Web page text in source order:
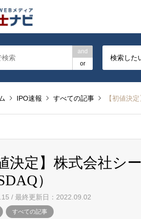
and
or
検索した
IPO速報 すべての記事 【初値決
決定】株式会社シ
）
/ 最終更新日：2022.09.02
すべての記事